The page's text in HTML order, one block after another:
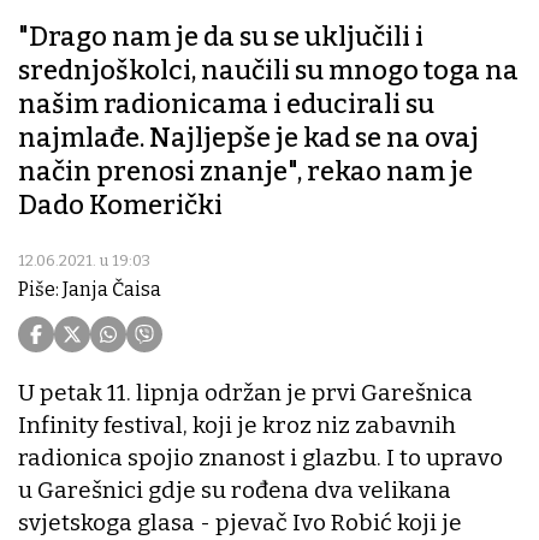
"Drago nam je da su se uključili i
srednjoškolci, naučili su mnogo toga na
našim radionicama i educirali su
najmlađe. Najljepše je kad se na ovaj
način prenosi znanje", rekao nam je
Dado Komerički
12.06.2021. u 19:03
Piše: Janja Čaisa
U petak 11. lipnja održan je prvi Garešnica
Infinity festival, koji je kroz niz zabavnih
radionica spojio znanost i glazbu. I to upravo
u Garešnici gdje su rođena dva velikana
svjetskoga glasa - pjevač Ivo Robić koji je